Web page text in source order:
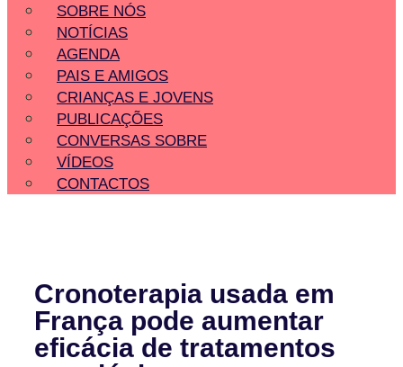
SOBRE NÓS
NOTÍCIAS
AGENDA
PAIS E AMIGOS
CRIANÇAS E JOVENS
PUBLICAÇÕES
CONVERSAS SOBRE
VÍDEOS
CONTACTOS
Cronoterapia usada em
França pode aumentar
eficácia de tratamentos